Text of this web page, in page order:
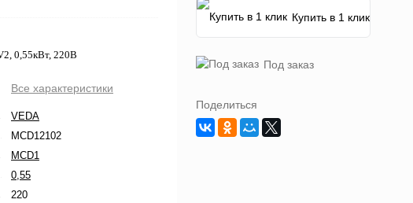
0,55кВт, 220В
Все характеристики
VEDA
MCD12102
MCD1
0,55
220
Купить в 1 клик
Под заказ
Поделиться